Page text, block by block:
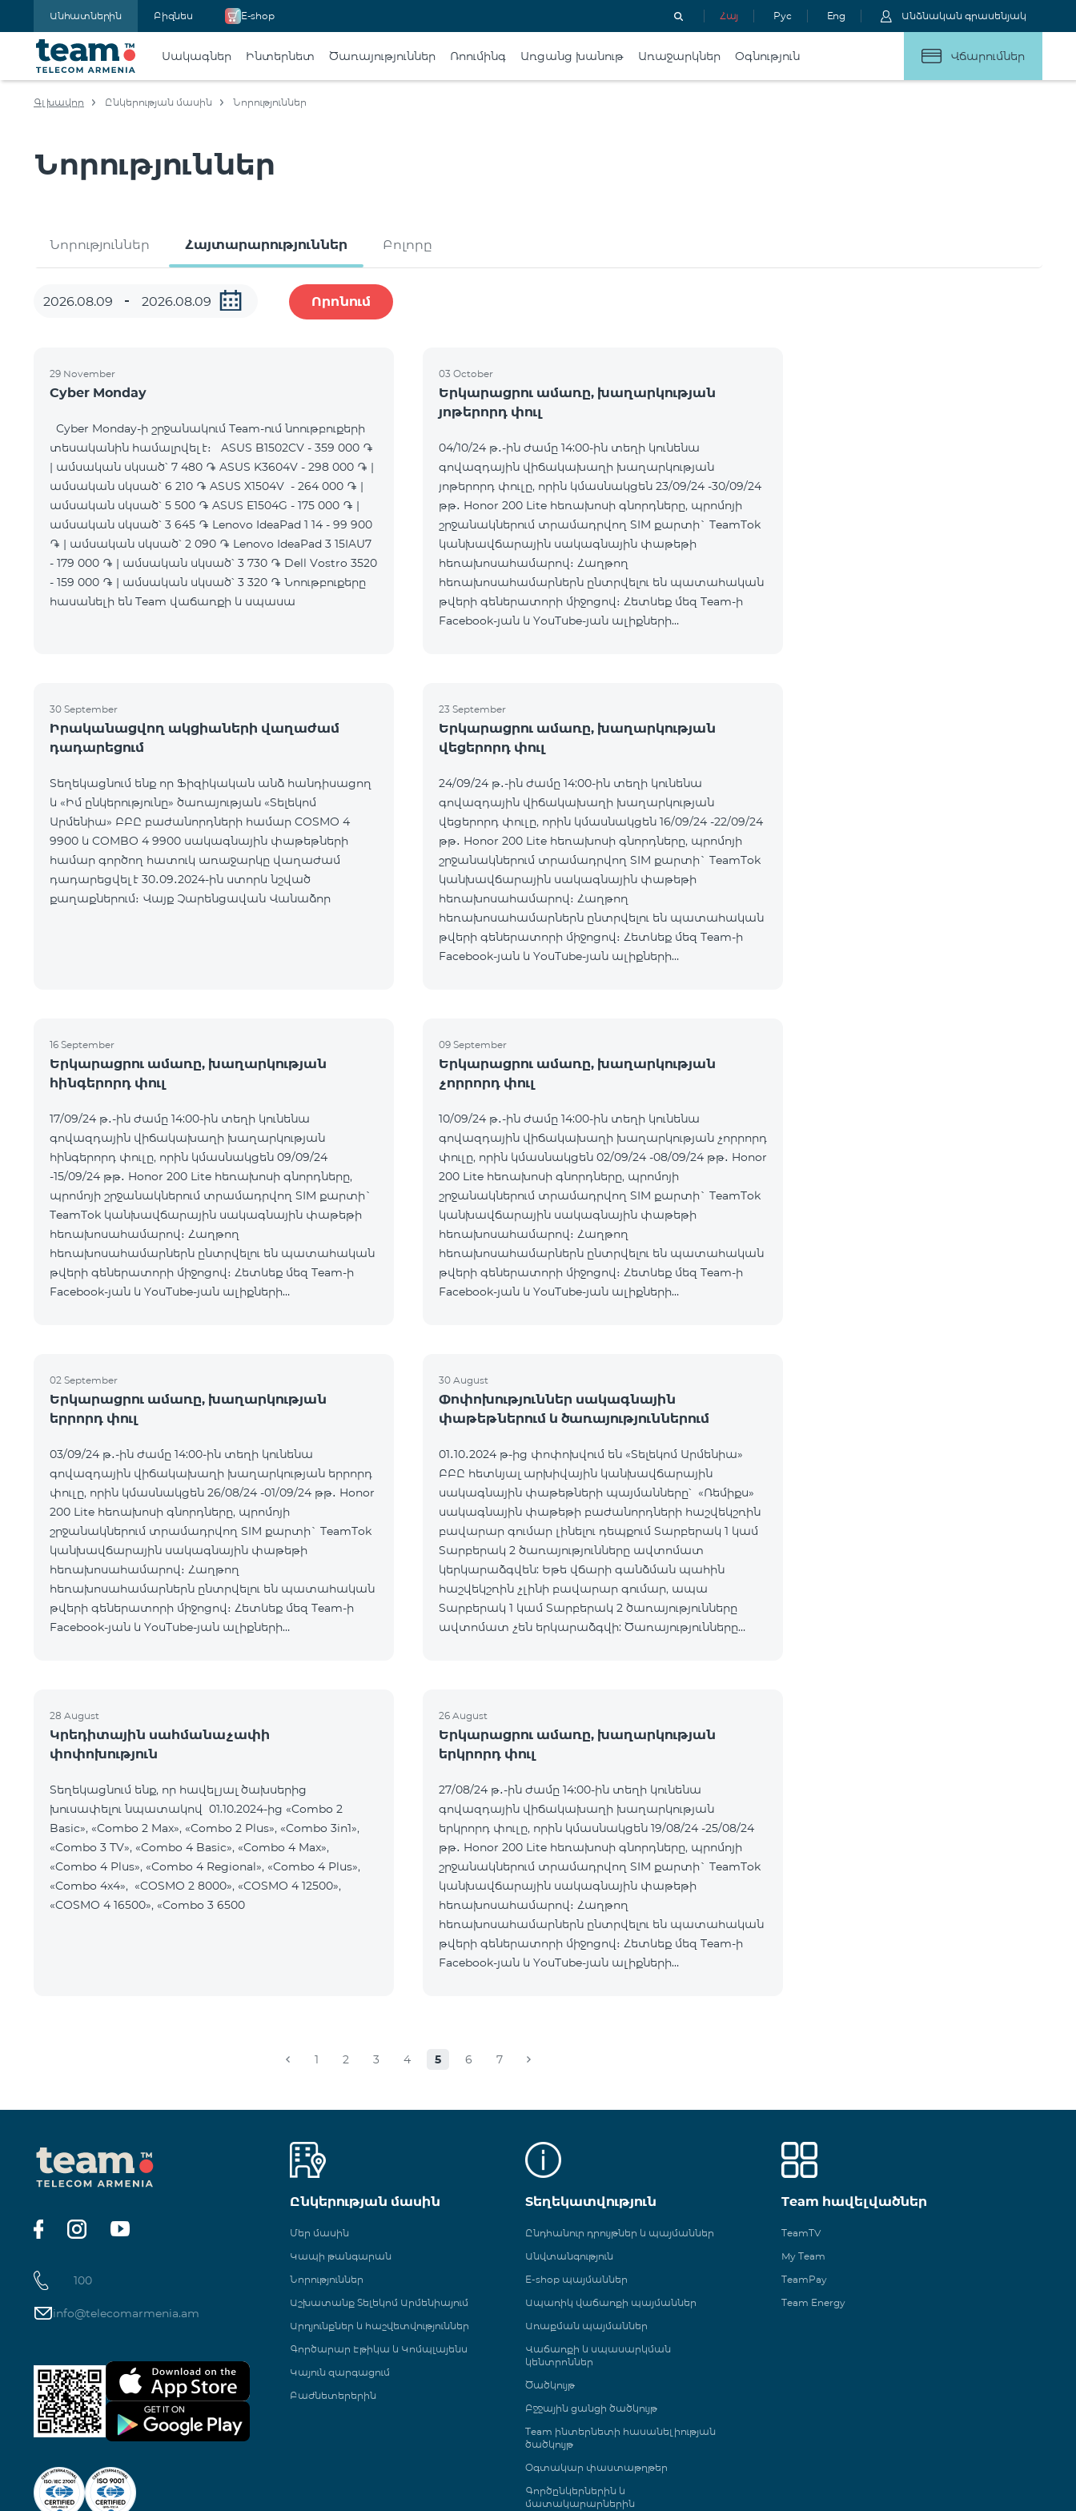
Անհատներին Բիզնես E-shop Հայ Рус Eng Անձնական գրասենյակ
Սակագներ Ինտերնետ Ծառայություններ Ռոումինգ Առցանց խանութ Առաջարկներ Օգնություն Վճարումներ
Գլխավոր Ընկերության մասին Նորություններ
Նորություններ
Նորություններ Հայտարարություններ Բոլորը
Որոնում
29 November
Cyber Monday
Cyber Monday-ի շրջանակում Team-ում նոութբուքերի
տեսականին համալրվել է։ ASUS B1502CV - 359 000 ֏
| ամսական սկսած՝ 7 480 ֏ ASUS K3604V - 298 000 ֏ |
ամսական սկսած՝ 6 210 ֏ ASUS X1504V - 264 000 ֏ |
ամսական սկսած՝ 5 500 ֏ ASUS E1504G - 175 000 ֏ |
ամսական սկսած՝ 3 645 ֏ Lenovo IdeaPad 1 14 - 99 900
֏ | ամսական սկսած՝ 2 090 ֏ Lenovo IdeaPad 3 15IAU7
- 179 000 ֏ | ամսական սկսած՝ 3 730 ֏ Dell Vostro 3520
- 159 000 ֏ | ամսական սկսած՝ 3 320 ֏ Նոութբուքերը
հասանելի են Team վաճառքի և սպասա
03 October
Երկարացրու ամառը, խաղարկության
յոթերորդ փուլ
04/10/24 թ․-ին ժամը 14:00-ին տեղի կունենա
գովազդային վիճակախաղի խաղարկության
յոթերորդ փուլը, որին կմասնակցեն 23/09/24 -30/09/24
թթ․ Honor 200 Lite հեռախոսի գնորդները, պրոմոյի
շրջանակներում տրամադրվող SIM քարտի` TeamTok
կանխավճարային սակագնային փաթեթի
հեռախոսահամարով։ Հաղթող
հեռախոսահամարներն ընտրվելու են պատահական
թվերի գեներատորի միջոցով։ Հետևեք մեզ Team-ի
Facebook-յան և YouTube-յան ալիքների
30 September
Իրականացվող ակցիաների վաղաժամ
դադարեցում
Տեղեկացնում ենք որ Ֆիզիկական անձ հանդիսացող
և «Իմ ընկերությունը» ծառայության «Տելեկոմ
Արմենիա» ԲԲԸ բաժանորդների համար COSMO 4
9900 և COMBO 4 9900 սակագնային փաթեթների
համար գործող հատուկ առաջարկը վաղաժամ
դադարեցվել է 30․09․2024-ին ստորև նշված
քաղաքներում։ Վայք Չարենցավան Վանաձոր
23 September
Երկարացրու ամառը, խաղարկության
վեցերորդ փուլ
24/09/24 թ․-ին ժամը 14:00-ին տեղի կունենա
գովազդային վիճակախաղի խաղարկության
վեցերորդ փուլը, որին կմասնակցեն 16/09/24 -22/09/24
թթ․ Honor 200 Lite հեռախոսի գնորդները, պրոմոյի
շրջանակներում տրամադրվող SIM քարտի` TeamTok
կանխավճարային սակագնային փաթեթի
հեռախոսահամարով։ Հաղթող
հեռախոսահամարներն ընտրվելու են պատահական
թվերի գեներատորի միջոցով։ Հետևեք մեզ Team-ի
Facebook-յան և YouTube-յան ալիքների
16 September
Երկարացրու ամառը, խաղարկության
հինգերորդ փուլ
17/09/24 թ․-ին ժամը 14:00-ին տեղի կունենա
գովազդային վիճակախաղի խաղարկության
հինգերորդ փուլը, որին կմասնակցեն 09/09/24
-15/09/24 թթ․ Honor 200 Lite հեռախոսի գնորդները,
պրոմոյի շրջանակներում տրամադրվող SIM քարտի`
TeamTok կանխավճարային սակագնային փաթեթի
հեռախոսահամարով։ Հաղթող
հեռախոսահամարներն ընտրվելու են պատահական
թվերի գեներատորի միջոցով։ Հետևեք մեզ Team-ի
Facebook-յան և YouTube-յան ալիքների
09 September
Երկարացրու ամառը, խաղարկության
չորրորդ փուլ
10/09/24 թ․-ին ժամը 14:00-ին տեղի կունենա
գովազդային վիճակախաղի խաղարկության չորրորդ
փուլը, որին կմասնակցեն 02/09/24 -08/09/24 թթ․ Honor
200 Lite հեռախոսի գնորդները, պրոմոյի
շրջանակներում տրամադրվող SIM քարտի` TeamTok
կանխավճարային սակագնային փաթեթի
հեռախոսահամարով։ Հաղթող
հեռախոսահամարներն ընտրվելու են պատահական
թվերի գեներատորի միջոցով։ Հետևեք մեզ Team-ի
Facebook-յան և YouTube-յան ալիքների
02 September
Երկարացրու ամառը, խաղարկության
երրորդ փուլ
03/09/24 թ․-ին ժամը 14:00-ին տեղի կունենա
գովազդային վիճակախաղի խաղարկության երրորդ
փուլը, որին կմասնակցեն 26/08/24 -01/09/24 թթ․ Honor
200 Lite հեռախոսի գնորդները, պրոմոյի
շրջանակներում տրամադրվող SIM քարտի` TeamTok
կանխավճարային սակագնային փաթեթի
հեռախոսահամարով։ Հաղթող
հեռախոսահամարներն ընտրվելու են պատահական
թվերի գեներատորի միջոցով։ Հետևեք մեզ Team-ի
Facebook-յան և YouTube-յան ալիքների
30 August
Փոփոխություններ սակագնային
փաթեթներում և ծառայություններում
01․10․2024 թ-ից փոփոխվում են «Տելեկոմ Արմենիա»
ԲԲԸ հետևյալ արխիվային կանխավճարային
սակագնային փաթեթների պայմանները՝ «Ռեմիքս»
սակագնային փաթեթի բաժանորդների հաշվեկշռին
բավարար գումար լինելու դեպքում Տարբերակ 1 կամ
Տարբերակ 2 ծառայությունները ավտոմատ
կերկարաձգվեն: Եթե վճարի գանձման պահին
հաշվեկշռին չլինի բավարար գումար, ապա
Տարբերակ 1 կամ Տարբերակ 2 ծառայությունները
ավտոմատ չեն երկարաձգվի: Ծառայությունները
28 August
Կրեդիտային սահմանաչափի
փոփոխություն
Տեղեկացնում ենք, որ հավելյալ ծախսերից
խուսափելու նպատակով 01.10.2024-ից «Combo 2
Basic», «Combo 2 Max», «Combo 2 Plus», «Combo 3in1»,
«Combo 3 TV», «Combo 4 Basic», «Combo 4 Max»,
«Combo 4 Plus», «Combo 4 Regional», «Combo 4 Plus»,
«Combo 4x4», «COSMO 2 8000», «COSMO 4 12500»,
«COSMO 4 16500», «Combo 3 6500
26 August
Երկարացրու ամառը, խաղարկության
երկրորդ փուլ
27/08/24 թ․-ին ժամը 14:00-ին տեղի կունենա
գովազդային վիճակախաղի խաղարկության
երկրորդ փուլը, որին կմասնակցեն 19/08/24 -25/08/24
թթ․ Honor 200 Lite հեռախոսի գնորդները, պրոմոյի
շրջանակներում տրամադրվող SIM քարտի` TeamTok
կանխավճարային սակագնային փաթեթի
հեռախոսահամարով։ Հաղթող
հեռախոսահամարներն ընտրվելու են պատահական
թվերի գեներատորի միջոցով։ Հետևեք մեզ Team-ի
Facebook-յան և YouTube-յան ալիքների
1 2 3 4 5 6 7
100
info@telecomarmenia.am
Ընկերության մասին
Մեր մասին
Կապի թանգարան
Նորություններ
Աշխատանք Տելեկոմ Արմենիայում
Արդյունքներ և հաշվետվություններ
Գործարար Էթիկա և Կոմպլայենս
Կայուն զարգացում
Բաժնետերերին
Տեղեկատվություն
Ընդհանուր դրույթներ և պայմաններ
Անվտանգություն
E-shop պայմաններ
Ապառիկ վաճառքի պայմաններ
Առաքման պայմաններ
Վաճառքի և սպասարկման
կենտրոններ
Ծածկույթ
Բջջային ցանցի ծածկույթ
Team ինտերնետի հասանելիության
ծածկույթ
Օգտակար փաստաթղթեր
Գործընկերներին և
մատակարարներին
Team հավելվածներ
TeamTV
My Team
TeamPay
Team Energy